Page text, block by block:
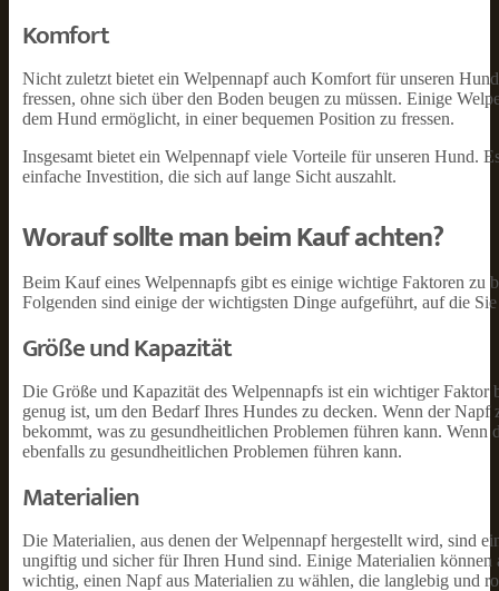
Komfort
Nicht zuletzt bietet ein Welpennapf auch Komfort für unseren
fressen, ohne sich über den Boden beugen zu müssen. Einige
dem Hund ermöglicht, in einer bequemen Position zu fressen.
Insgesamt bietet ein Welpennapf viele Vorteile für unseren Hund.
einfache Investition, die sich auf lange Sicht auszahlt.
Worauf sollte man beim Kauf achten?
Beim Kauf eines Welpennapfs gibt es einige wichtige Faktoren zu
Folgenden sind einige der wichtigsten Dinge aufgeführt, auf die
Größe und Kapazität
Die Größe und Kapazität des Welpennapfs ist ein wichtiger
genug ist, um den Bedarf Ihres Hundes zu decken. Wenn der
bekommt, was zu gesundheitlichen Problemen führen kann.
ebenfalls zu gesundheitlichen Problemen führen kann.
Materialien
Die Materialien, aus denen der Welpennapf hergestellt wird, sind
ungiftig und sicher für Ihren Hund sind. Einige Materialien können
wichtig, einen Napf aus Materialien zu wählen, die langlebig und